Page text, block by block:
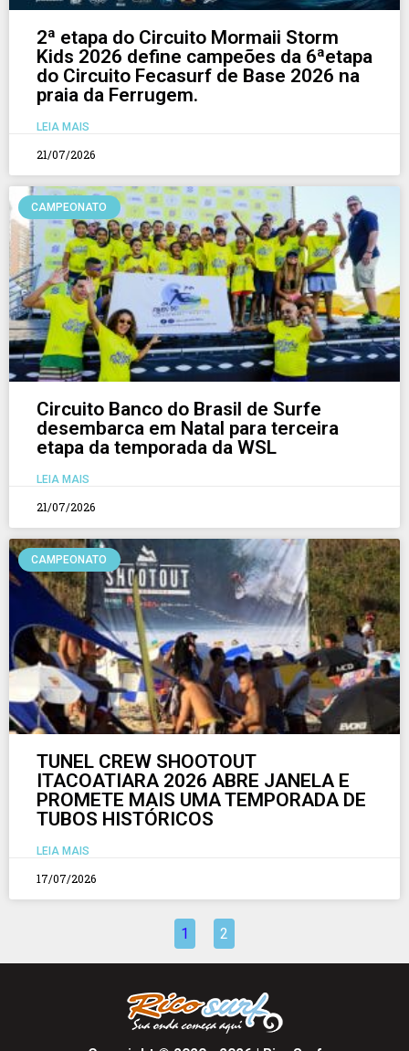
2ª etapa do Circuito Mormaii Storm
Kids 2026 define campeões da 6ªetapa
do Circuito Fecasurf de Base 2026 na
praia da Ferrugem.
LEIA MAIS
21/07/2026
CAMPEONATO
Circuito Banco do Brasil de Surfe
desembarca em Natal para terceira
etapa da temporada da WSL
LEIA MAIS
21/07/2026
CAMPEONATO
TUNEL CREW SHOOTOUT
ITACOATIARA 2026 ABRE JANELA E
PROMETE MAIS UMA TEMPORADA DE
TUBOS HISTÓRICOS
LEIA MAIS
17/07/2026
1 2